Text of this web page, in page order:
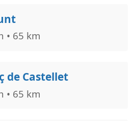
• 65 km
de Castellet
• 65 km